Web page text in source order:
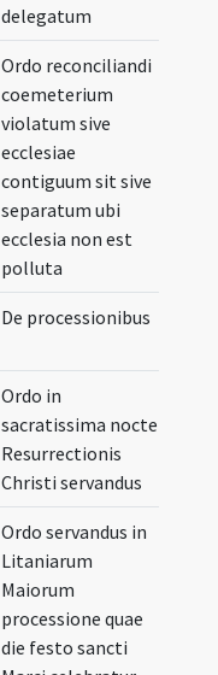
delegatum
Ordo reconciliandi
coemeterium
violatum sive
ecclesiae
contiguum sit sive
separatum ubi
ecclesia non est
polluta
De processionibus
Ordo in
sacratissima nocte
Resurrectionis
Christi servandus
Ordo servandus in
Litaniarum
Maiorum
processione quae
die festo sancti